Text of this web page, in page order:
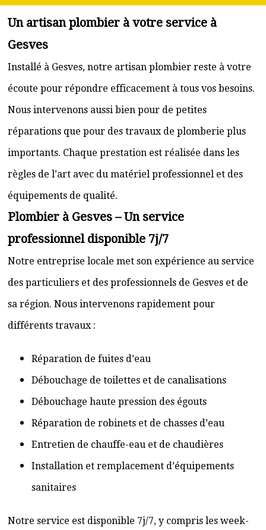
Un artisan plombier à votre service à
Gesves
Installé à Gesves, notre artisan plombier reste à votre
écoute pour répondre efficacement à tous vos besoins.
Nous intervenons aussi bien pour de petites
réparations que pour des travaux de plomberie plus
importants. Chaque prestation est réalisée dans les
règles de l’art avec du matériel professionnel et des
équipements de qualité.
Plombier à Gesves – Un service
professionnel disponible 7j/7
Notre entreprise locale met son expérience au service
des particuliers et des professionnels de Gesves et de
sa région. Nous intervenons rapidement pour
différents travaux :
Réparation de fuites d’eau
Débouchage de toilettes et de canalisations
Débouchage haute pression des égouts
Réparation de robinets et de chasses d’eau
Entretien de chauffe-eau et de chaudières
Installation et remplacement d’équipements
sanitaires
Notre service est disponible 7j/7, y compris les week-